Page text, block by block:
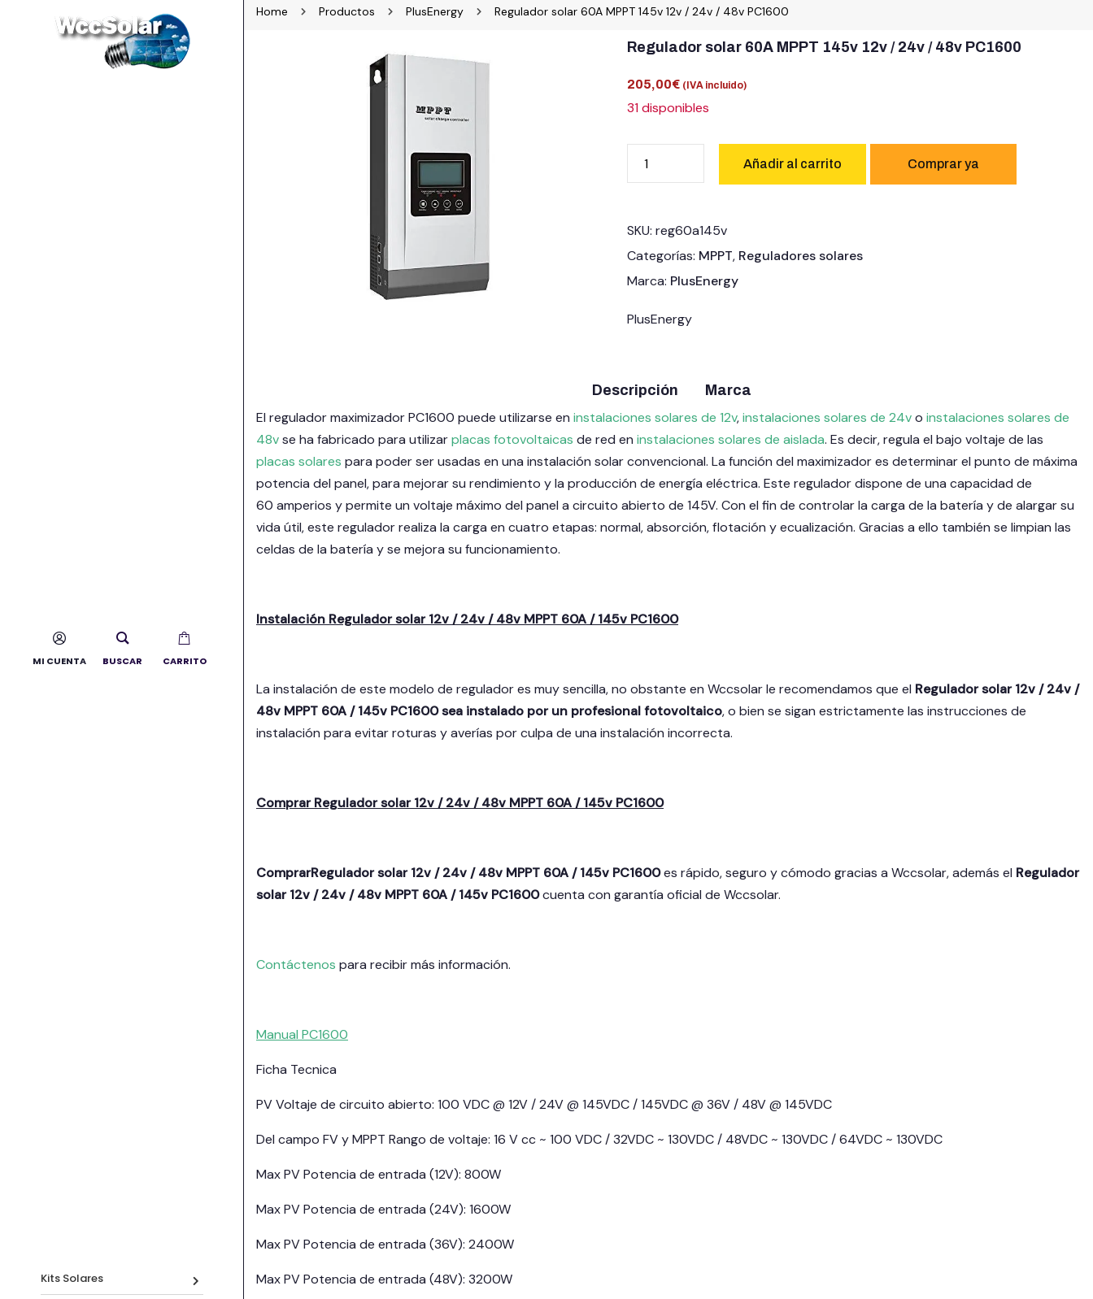
Kits Solares
MI CUENTA BUSCAR CARRITO
Home Productos PlusEnergy Regulador solar 60A MPPT 145v 12v / 24v / 48v PC1600
Regulador solar 60A MPPT 145v 12v / 24v / 48v PC1600
205,00€ (IVA incluido)
31 disponibles
Añadir al carrito
SKU:reg60a145v
Categorías: MPPT, Reguladores solares
Marca: PlusEnergy
PlusEnergy
Descripción Marca
El regulador maximizador PC1600 puede utilizarse en instalaciones solares de 12v,instalaciones solares de 24vo instalaciones solares de
48vse ha fabricado para utilizarplacas fotovoltaicas de red en instalaciones solares de aislada. Es decir, regula el bajo voltaje de las
placas solares para poder ser usadas en una instalación solar convencional. La función del maximizador es determinar el punto de máxima
potencia del panel, para mejorar su rendimiento y la producción de energía eléctrica. Este regulador dispone de una capacidad de
60 amperios y permite un voltaje máximo del panel a circuito abierto de 145V. Con el fin de controlar la carga de la batería y de alargar su
vida útil, este regulador realiza la carga en cuatro etapas: normal, absorción, flotación y ecualización. Gracias a ello también se limpian las
celdas de la batería y se mejora su funcionamiento.
Instalación Regulador solar 12v / 24v / 48v MPPT 60A / 145v PC1600
La instalación de este modelo de regulador es muy sencilla, no obstante en Wccsolar le recomendamos que el Regulador solar 12v / 24v /
48v MPPT 60A / 145v PC1600 sea instalado por un profesional fotovoltaico, o bien se sigan estrictamente las instrucciones de
instalación para evitar roturas y averías por culpa de una instalación incorrecta.
Comprar Regulador solar 12v / 24v / 48v MPPT 60A / 145v PC1600
ComprarRegulador solar 12v / 24v / 48v MPPT 60A / 145v PC1600es rápido, seguro y cómodo gracias a Wccsolar, además el Regulador
solar 12v / 24v / 48v MPPT 60A / 145v PC1600cuenta con garantía oficial de Wccsolar.
Contáctenos para recibir más información.
Manual PC1600
Ficha Tecnica
PV Voltaje de circuito abierto: 100 VDC @ 12V / 24V @ 145VDC / 145VDC @ 36V / 48V @ 145VDC
Del campo FV y MPPT Rango de voltaje: 16 V cc ~ 100 VDC / 32VDC ~ 130VDC / 48VDC ~ 130VDC / 64VDC ~ 130VDC
Max PV Potencia de entrada (12V): 800W
Max PV Potencia de entrada (24V): 1600W
Max PV Potencia de entrada (36V): 2400W
Max PV Potencia de entrada (48V): 3200W